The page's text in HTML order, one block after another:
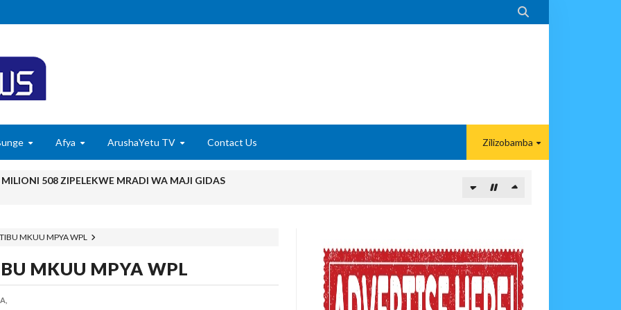

Afya ArushaYetu TV Contact Us Zilizobamba
508 ZIPELEKWE MRADI WA MAJI GIDAS
MKUU MPYA WPL
MKUU MPYA WPL